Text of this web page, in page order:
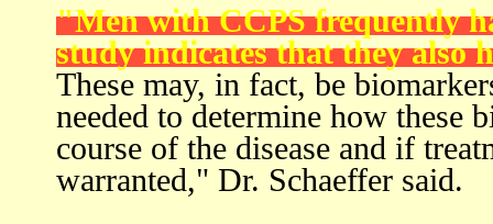
"Men with CCPS frequently
study indicates that they also
These may, in fact, be
needed to determine how these
course of the disease and if
warranted," Dr. Schaeffer said.